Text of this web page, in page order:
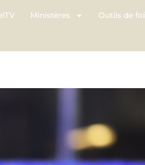
Ministères Outils de foi